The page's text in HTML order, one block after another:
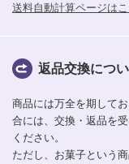
送料自動計算ページは
返品交換につ
商品には万全を期して
合には、交換・返品を
ください。
ただし、お菓子という